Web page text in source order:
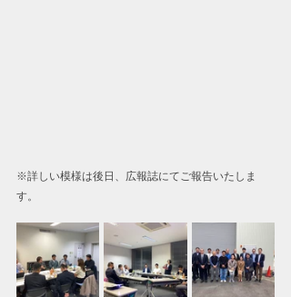
※詳しい模様は後日、広報誌にてご報告いたしま
す。